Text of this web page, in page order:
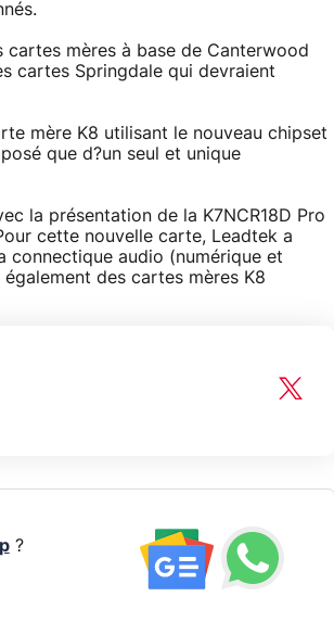
mères à base de Canterwood
cartes Springdale qui devraient
mère K8 utilisant le nouveau chipset
que d?un seul et unique
la présentation de la K7NCR18D Pro
cette nouvelle carte, Leadtek a
connectique audio (numérique et
des cartes mères K8
?